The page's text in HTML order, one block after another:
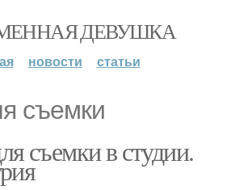
ДЕВУШКА
новости статьи
съемки
съемки в студии.